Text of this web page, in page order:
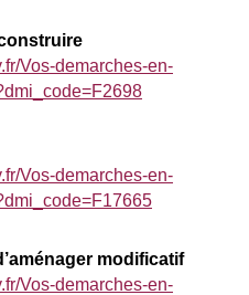
Vos-demarches-en-
Vos-demarches-en-
modificatif
Vos-demarches-en-